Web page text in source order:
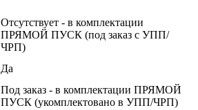
Отсутствует - в комплектации
ПРЯМОЙ ПУСК (под заказ с УПП/
ЧРП)
Да
Под заказ - в комплектации ПРЯМОЙ
ПУСК (укомплектовано в УПП/ЧРП)